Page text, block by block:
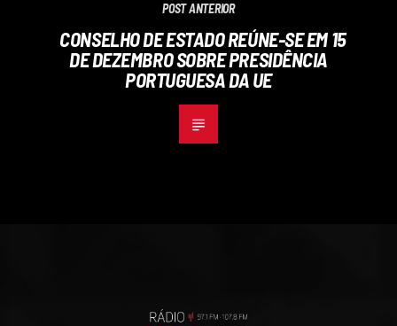
POST ANTERIOR
CONSELHO DE ESTADO REÚNE-SE EM 15
DE DEZEMBRO SOBRE PRESIDÊNCIA
PORTUGUESA DA UE